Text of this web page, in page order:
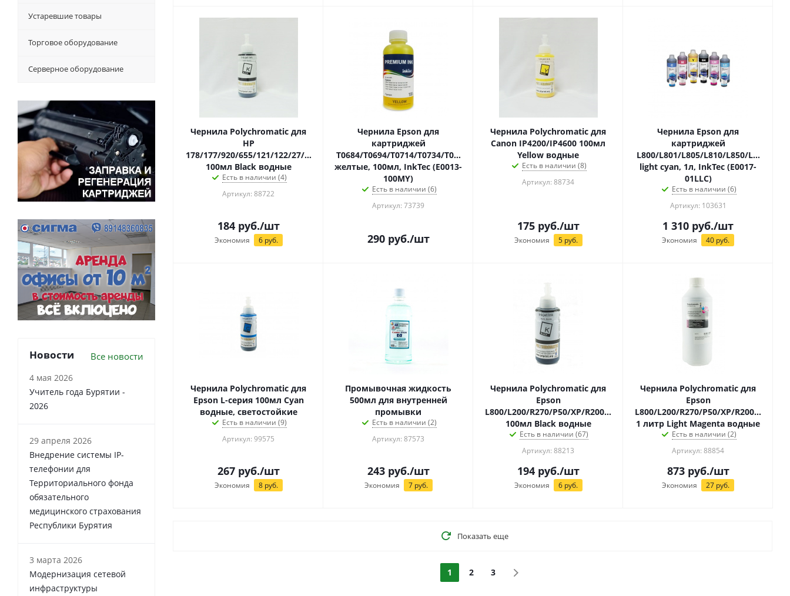
Чернила Polychromatic для
HP
178/177/920/655/121/122/27/28
100мл Black водные
Есть в наличии (4)
Артикул: 88722
184руб./шт
Экономия 6руб.
Чернила Epson для
картриджей
T0684/T0694/T0714/T0734/T0884/T0894/T0914/T0924/T1004/T1034
желтые, 100мл, InkTec (E0013-
100MY)
Есть в наличии (6)
Артикул: 73739
290руб./шт
Чернила Polychromatic для
Canon IP4200/IP4600 100мл
Yellow водные
Есть в наличии (8)
Артикул: 88734
175руб./шт
Экономия 5руб.
Чернила Epson для
картриджей
L800/L801/L805/L810/L850/L1800
light cyan, 1л, InkTec (E0017-
01LLC)
Есть в наличии (6)
Артикул: 103631
1 310 руб./шт
Экономия 40 руб.
Чернила Polychromatic для
Epson L-серия 100мл Cyan
водные, светостойкие
Есть в наличии (9)
Артикул: 99575
267руб./шт
Экономия 8руб.
Промывочная жидкость
500мл для внутренней
промывки
Есть в наличии (2)
Артикул: 87573
243руб./шт
Экономия 7руб.
Чернила Polychromatic для
Epson
L800/L200/R270/P50/XP/R200/C79/C67
100мл Black водные
Есть в наличии (67)
Артикул: 88213
194руб./шт
Экономия 6руб.
Чернила Polychromatic для
Epson
L800/L200/R270/P50/XP/R200/C79/C67
1 литр Light Magenta водные
Есть в наличии (2)
Артикул: 88854
873руб./шт
Экономия 27 руб.
Показать еще
1 2 3
Устаревшие товары
Торговое оборудование
Серверное оборудование
Новости Все новости
4 мая 2026
Учитель года Бурятии -
2026
29 апреля 2026
Внедрение системы IP-
телефонии для
Территориального фонда
обязательного
медицинского страхования
Республики Бурятия
3 марта 2026
Модернизация сетевой
инфраструктуры